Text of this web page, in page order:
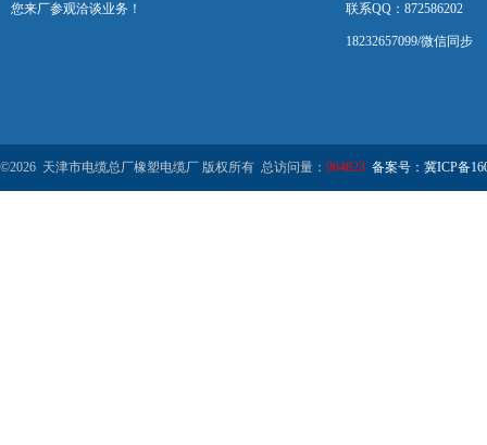
您来厂参观洽谈业务！ 联系QQ：872586202
18232657099/微信同步
©2026 天津市电缆总厂橡塑电缆厂 版权所有 总访问量： 964823 备案号：冀ICP备